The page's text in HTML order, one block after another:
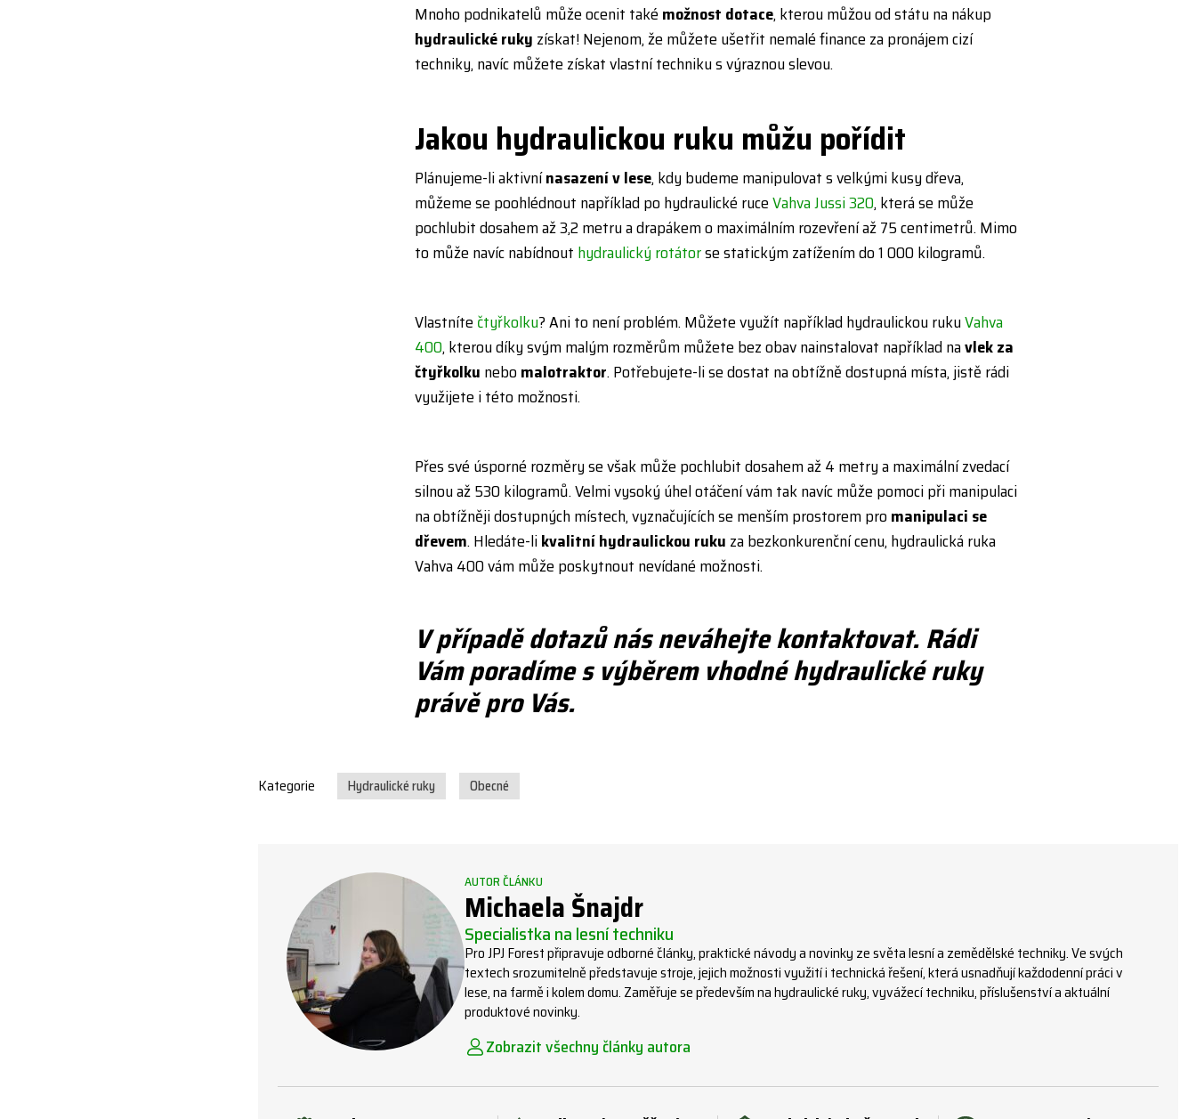
Mnoho podnikatelů může ocenit také možnost dotace, kterou můžou od státu na nákup
hydraulické ruky získat! Nejenom, že můžete ušetřit nemalé finance za pronájem cizí
techniky, navíc můžete získat vlastní techniku s výraznou slevou.
Jakou hydraulickou ruku můžu pořídit
Plánujeme-li aktivnínasazení v lese, kdy budeme manipulovat s velkými kusy dřeva,
můžeme se poohlédnout například po hydraulické ruceVahva Jussi 320, která se může
pochlubit dosahem až 3,2 metru a drapákem o maximálním rozevření až 75 centimetrů. Mimo
to může navíc nabídnout hydraulický rotátorse statickým zatížením do 1 000 kilogramů.
Vlastníte čtyřkolku? Ani to není problém. Můžete využít například hydraulickou rukuVahva
400, kterou díky svým malým rozměrům můžete bez obav nainstalovat například navlek za
čtyřkolku nebo malotraktor. Potřebujete-li se dostat na obtížně dostupná místa, jistě rádi
využijete i této možnosti.
Přes své úsporné rozměry se však může pochlubit dosahem až 4 metry a maximální zvedací
silnou až 530 kilogramů. Velmi vysoký úhel otáčení vám tak navíc může pomoci při manipulaci
na obtížněji dostupných místech, vyznačujících se menším prostorem pro manipulaci se
dřevem. Hledáte-likvalitní hydraulickou ruku za bezkonkurenční cenu, hydraulická ruka
Vahva 400 vám může poskytnout nevídané možnosti.
V případě dotazů nás neváhejte kontaktovat. Rádi
Vám poradíme s výběrem vhodné hydraulické ruky
právě pro Vás.
Kategorie Hydraulické ruky Obecné
AUTOR ČLÁNKU
Michaela Šnajdr
Specialistka na lesní techniku
Pro JPJ Forest připravuje odborné články, praktické návody a novinky ze světa lesní a zemědělské techniky. Ve svých
textech srozumitelně představuje stroje, jejich možnosti využití i technická řešení, která usnadňují každodenní práci v
lese, na farmě i kolem domu. Zaměřuje se především na hydraulické ruky, vyvážecí techniku, příslušenství a aktuální
produktové novinky.
Zobrazit všechny články autora